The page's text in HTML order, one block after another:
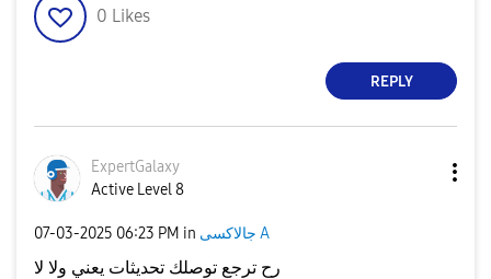
0 Likes
REPLY
ExpertGalaxy
Active Level 8
‎07-03-2025 06:23 PM in جالاكسى A
رح ترجع توصلك تحديثات يعني ولا لا